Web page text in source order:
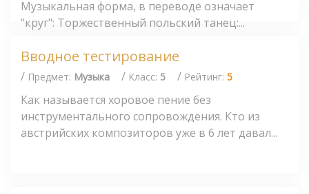
Музыкальная форма, в переводе означает
"круг": Торжественный польский танец:...
Вводное тестирование
/ Предмет: Музыка / Класс: 5 / Рейтинг: 5
Как называется хоровое пение без
инструментального сопровождения. Кто из
австрийских композиторов уже в 6 лет давал...